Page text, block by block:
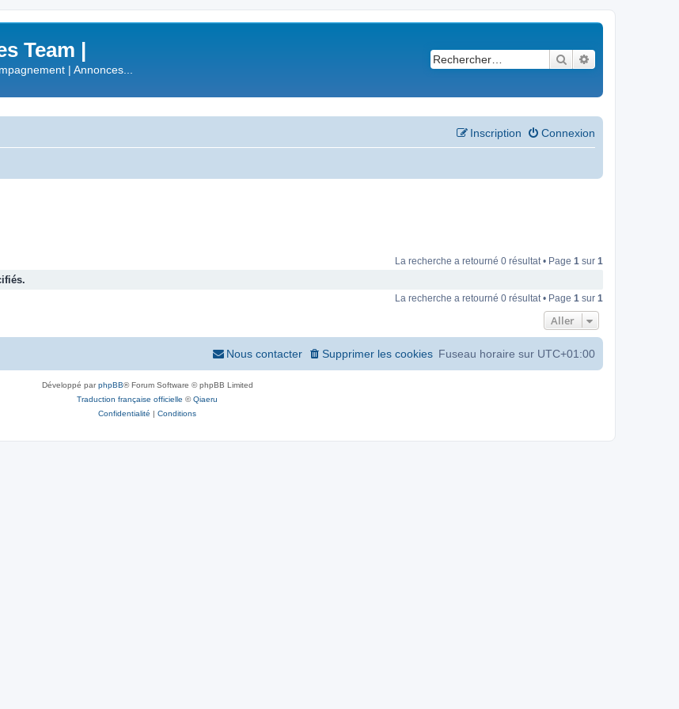
Team |
| Annonces...
Rechercher
Connexion
Inscription
La recherche a retourné 0 résultat • Page 1 sur 1
La recherche a retourné 0 résultat • Page 1 sur 1
Aller
Fuseau horaire sur UTC+01:00
Supprimer les cookies
Nous contacter
Développé parphpBB® Forum Software © phpBB Limited
Traduction française officielle ©Qiaeru
Confidentialité | Conditions